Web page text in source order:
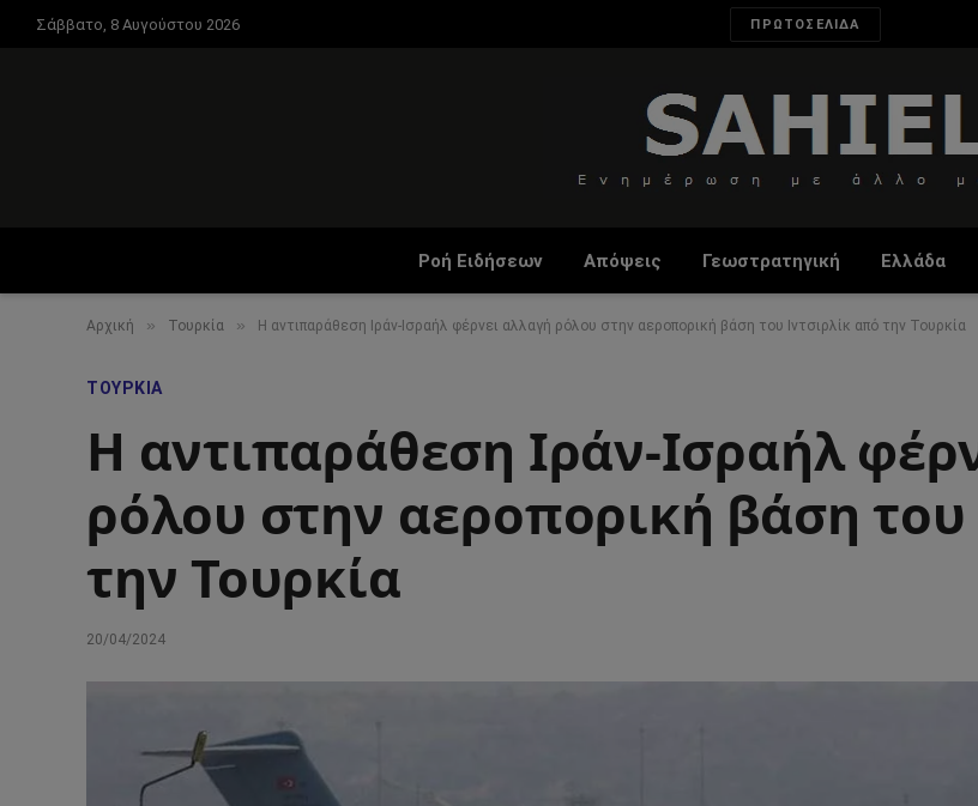
Σάββατο, 8 Αυγούστου 2026 ΠΡΩΤΟΣΕΛΙΔΑ
Ροή Ειδήσεων Απόψεις Γεωστρατηγική Ελλάδα
Αρχική » Τουρκία » Η αντιπαράθεση Ιράν-Ισραήλ φέρνει αλλαγή ρόλου στην αεροπορική βάση του Ιντσιρλίκ από την Τουρκία
ΤΟΥΡΚΊΑ
Η αντιπαράθεση Ιράν-Ισραήλ
ρόλου στην αεροπορική βάση του
την Τουρκία
20/04/2024